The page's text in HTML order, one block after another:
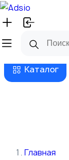
Русский
Бизнес тарифы
Каталог
Главная